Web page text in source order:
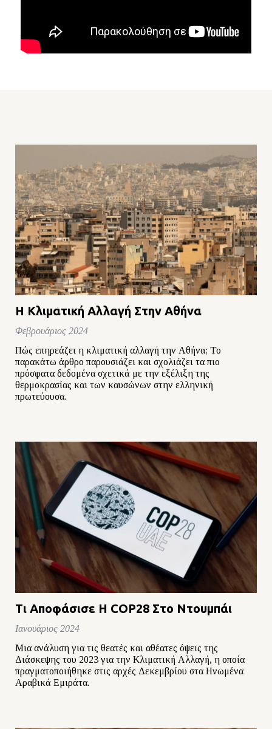
Η Kλιματική Aλλαγή Στην Αθήνα
Φεβρουάριος 2024
Πώς επηρεάζει η κλιματική αλλαγή την Αθήνα; Το
παρακάτω άρθρο παρουσιάζει και σχολιάζει τα πιο
πρόσφατα δεδομένα σχετικά με την εξέλιξη της
θερμοκρασίας και των καυσώνων στην ελληνική
πρωτεύουσα.
Τι Αποφάσισε Η COP28 Στο Ντουμπάι
Ιανουάριος 2024
Μια ανάλυση για τις θεατές και αθέατες όψεις της
Διάσκεψης του 2023 για την Κλιματική Αλλαγή, η οποία
πραγματοποιήθηκε στις αρχές Δεκεμβρίου στα Ηνωμένα
Αραβικά Εμιράτα.